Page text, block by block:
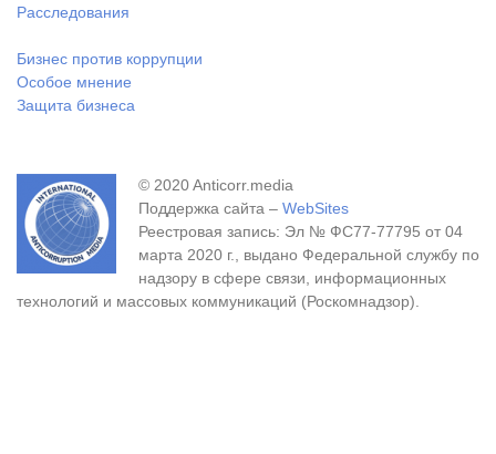
Расследования
Бизнес против коррупции
Особое мнение
Защита бизнеса
© 2020 Anticorr.media
Поддержка сайта – WebSites
Реестровая запись: Эл № ФС77-77795 от 04
марта 2020 г., выдано Федеральной службу по
надзору в сфере связи, информационных
технологий и массовых коммуникаций (Роскомнадзор).